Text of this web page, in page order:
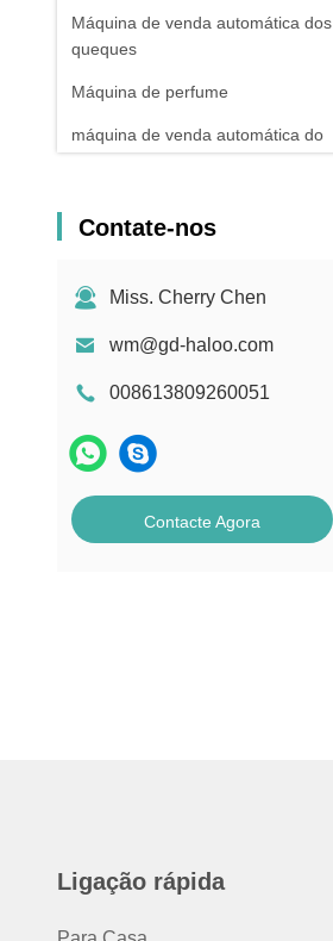
Máquina de venda automática dos
queques
Máquina de perfume
máquina de venda automática do
esperta
automática dos petiscos
Máquina de venda automática
combinado
não refrigeradas
máquina de venda automática da
Máquina de Venda de Proteína
em Pó
Contate-nos
Miss. Cherry Chen
wm@gd-haloo.com
008613809260051
Contacte Agora
Ligação rápida